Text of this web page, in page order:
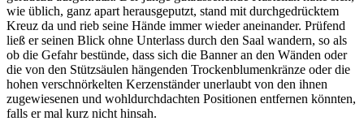
wie üblich, ganz apart herausgeputzt, stand mit durchgedrücktem
Kreuz da und rieb seine Hände immer wieder aneinander. Prüfend
ließ er seinen Blick ohne Unterlass durch den Saal wandern, so als
ob die Gefahr bestünde, dass sich die Banner an den Wänden oder
die von den Stützsäulen hängenden Trockenblumenkränze oder die
hohen verschnörkelten Kerzenständer unerlaubt von den ihnen
zugewiesenen und wohldurchdachten Positionen entfernen könnten,
falls er mal kurz nicht hinsah.